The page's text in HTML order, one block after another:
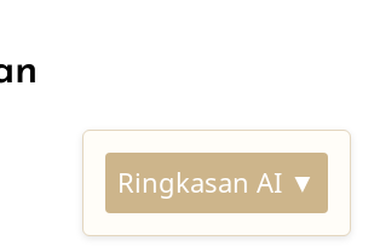
Ringkasan AI ▼